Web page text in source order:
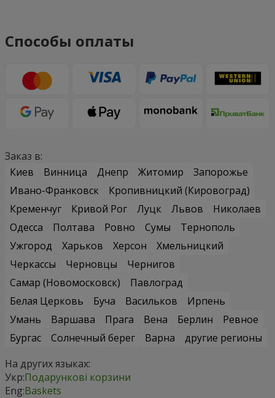
Способы оплаты
Заказ в:
Киев
Винница Днепр Житомир
Запорожье
Ивано-Франковск
Кропивницкий (Кировоград)
Кременчуг
Кривой Рог Луцк Львов
Николаев
Одесса
Полтава Ровно Сумы
Тернополь
Ужгород
Харьков Херсон
Хмельницкий
Черкассы
Черновцы
Чернигов
Самар (Новомосковск)
Павлоград
Белая Церковь
Буча Васильков
Ирпень
Умань
Варшава Прага Вена Берлин
Ревное
Бургас
Солнечный берег Варна
другие регионы
На других языках:
Укр:Подарункові корзини
Eng:Baskets